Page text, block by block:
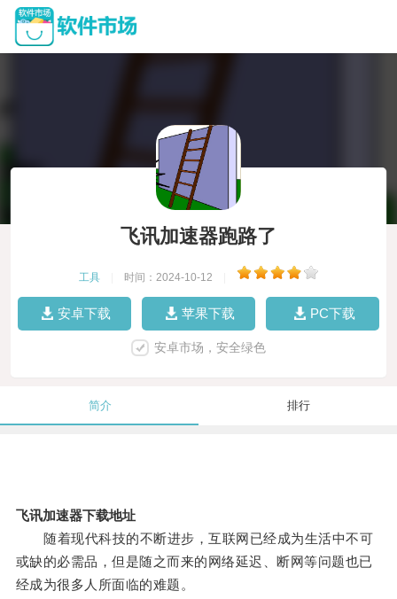
飞讯加速器跑路了
工具 时间：2024-10-12
安卓下载 苹果下载 PC下载
安卓市场，安全绿色
简介 排行
飞讯加速器下载地址
随着现代科技的不断进步，互联网已经成为生活中不可
或缺的必需品，但是随之而来的网络延迟、断网等问题也已
经成为很多人所面临的难题。